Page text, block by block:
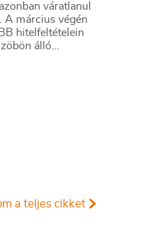
váratlanul
A március végén
hitelfeltételein
álló
a teljes cikket